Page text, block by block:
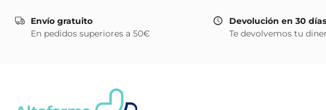
Envío gratuito
En pedidos superiores a 50€
Devolución en 30 días
Te devolvemos tu